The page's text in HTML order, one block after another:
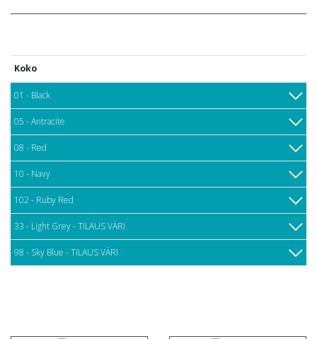
Koko
01 - Black
05 - Antracite
08 - Red
10 - Navy
102 - Ruby Red
33 - Light Grey - TILAUS VÄRI
98 - Sky Blue - TILAUS VÄRI